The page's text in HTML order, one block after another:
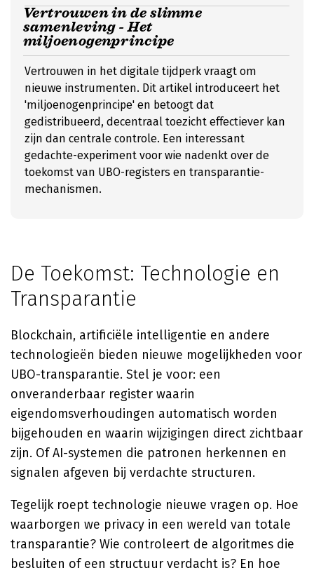
Vertrouwen in de slimme
samenleving - Het
miljoenogenprincipe
Vertrouwen in het digitale tijdperk vraagt om
nieuwe instrumenten. Dit artikel introduceert het
'miljoenogenprincipe' en betoogt dat
gedistribueerd, decentraal toezicht effectiever kan
zijn dan centrale controle. Een interessant
gedachte-experiment voor wie nadenkt over de
toekomst van UBO-registers en transparantie-
mechanismen.
De Toekomst: Technologie en
Transparantie
Blockchain, artificiële intelligentie en andere
technologieën bieden nieuwe mogelijkheden voor
UBO-transparantie. Stel je voor: een
onveranderbaar register waarin
eigendomsverhoudingen automatisch worden
bijgehouden en waarin wijzigingen direct zichtbaar
zijn. Of AI-systemen die patronen herkennen en
signalen afgeven bij verdachte structuren.
Tegelijk roept technologie nieuwe vragen op. Hoe
waarborgen we privacy in een wereld van totale
transparantie? Wie controleert de algoritmes die
besluiten of een structuur verdacht is? En hoe